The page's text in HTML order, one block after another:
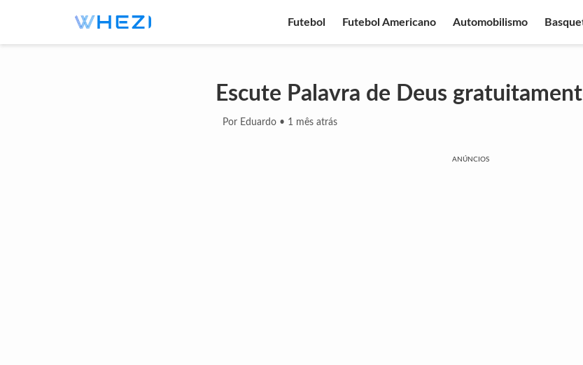
Futebol Futebol Americano Automobilismo
Escute Palavra de Deus
Por Eduardo • 1 mês atrás
ANÚNCIOS